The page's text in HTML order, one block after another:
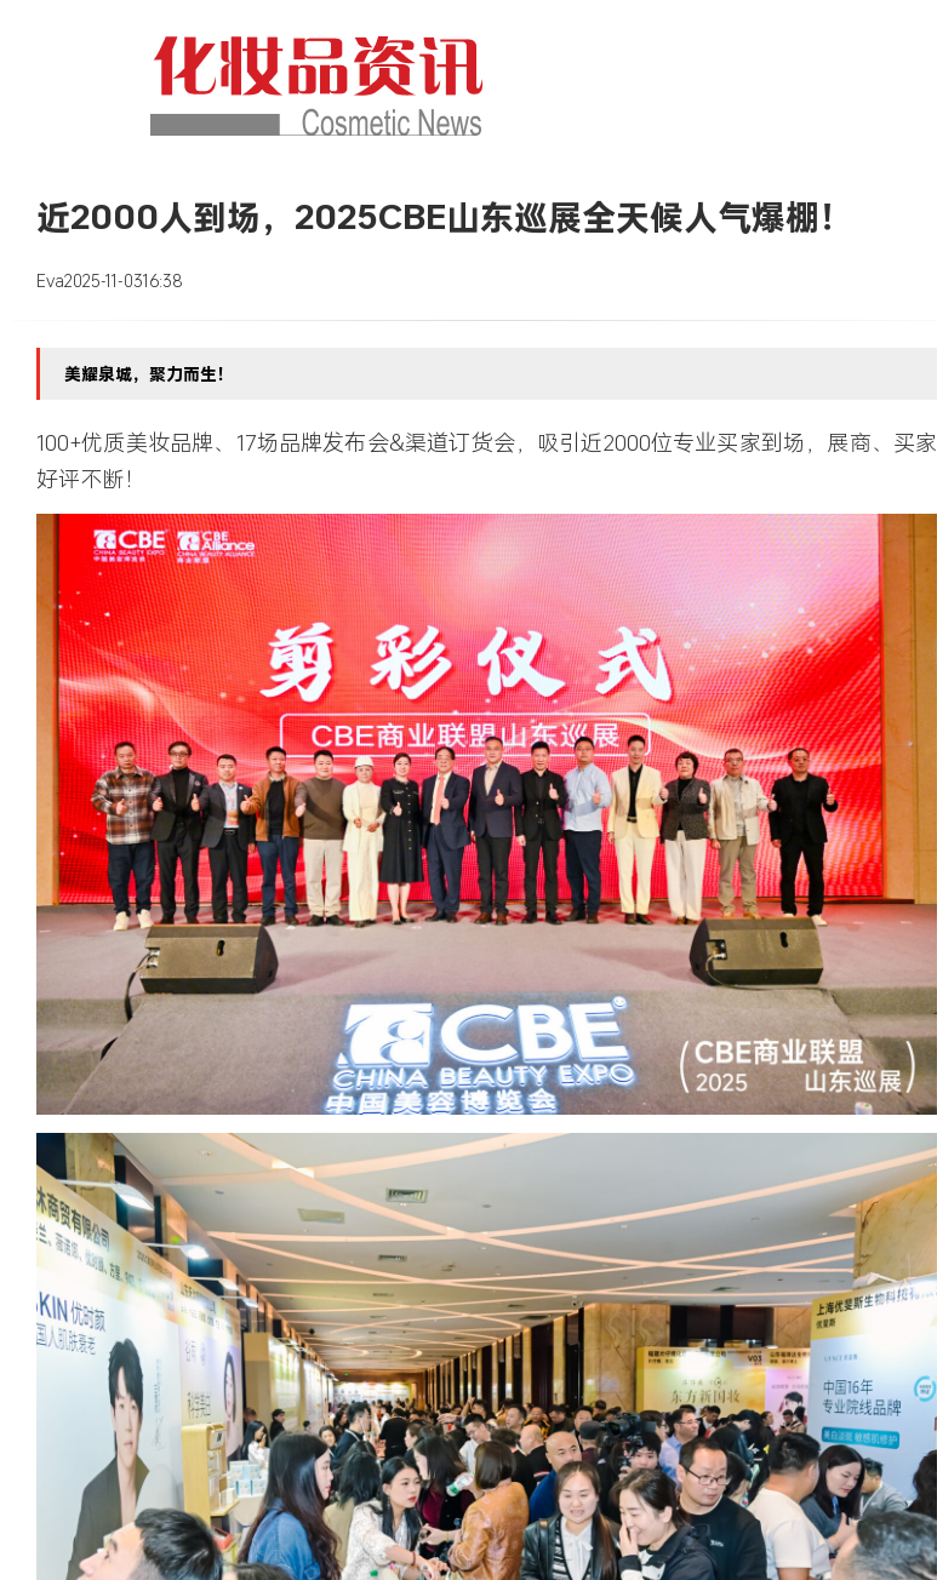
近2000人到场，2025CBE山东巡展全天候人气爆棚！
Eva2025-11-0316:38
美耀泉城，聚力而生！
100+优质美妆品牌、 17场品牌发布会&渠道订货会，吸引近2000位专业买家到场，展商、买家
好评不断！